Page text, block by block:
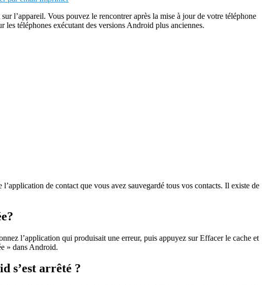
l’appareil. Vous pouvez le rencontrer après la mise à jour de votre téléphone
les téléphones exécutant des versions Android plus anciennes.
de contact que vous avez sauvegardé tous vos contacts. Il existe de
l’application qui produisait une erreur, puis appuyez sur Effacer le cache et
» dans Android.
s’est arrêté ?